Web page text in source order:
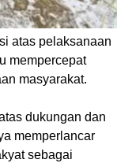
atas pelaksanaan
mempercepat
masyarakat.
dukungan dan
memperlancar
sebagai